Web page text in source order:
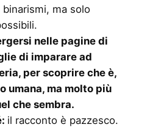
ma solo
nelle pagine di
di imparare ad
per scoprire che è,
umana, ma molto più
che sembra.
il racconto è pazzesco.